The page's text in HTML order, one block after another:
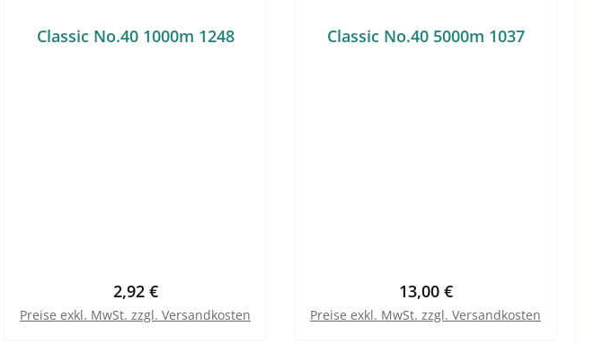
Classic No.40 1000m 1248
Regulärer Preis:
2,92 €
Preise exkl. MwSt. zzgl. Versandkosten
Classic No.40 5000m 1037
Regulärer Preis:
13,00 €
Preise exkl. MwSt. zzgl. Versandkosten